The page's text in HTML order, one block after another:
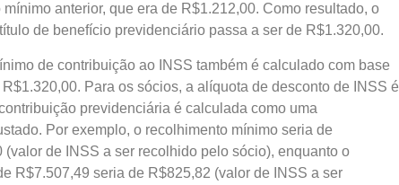
anterior, que era de R$1.212,00. Como resultado, o
de benefício previdenciário passa a ser de R$1.320,00.
de contribuição ao INSS também é calculado com base
Para os sócios, a alíquota de desconto de INSS é
previdenciária é calculada como uma
Por exemplo, o recolhimento mínimo seria de
(valor de INSS a ser recolhido pelo sócio), enquanto o
R$7.507,49 seria de R$825,82 (valor de INSS a ser